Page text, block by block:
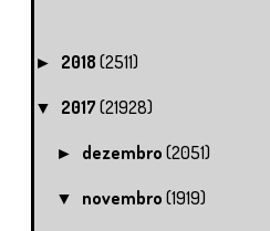
► 2018 (2511)
▼ 2017 (21928)
► dezembro(2051)
▼ novembro(1919)